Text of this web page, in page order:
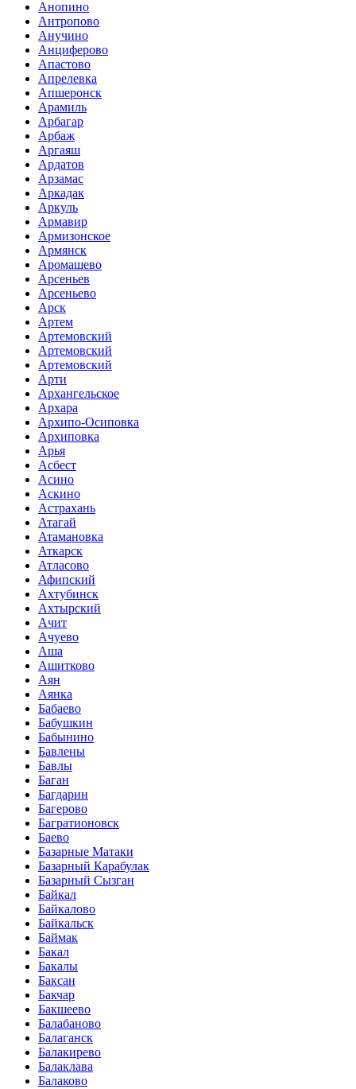
Анопино
Антропово
Анучино
Анциферово
Апастово
Апрелевка
Апшеронск
Арамиль
Арбагар
Арбаж
Аргаяш
Ардатов
Арзамас
Аркадак
Аркуль
Армавир
Армизонское
Армянск
Аромашево
Арсеньев
Арсеньево
Арск
Артем
Артемовский
Артемовский
Артемовский
Арти
Архангельское
Архара
Архипо-Осиповка
Архиповка
Арья
Асбест
Асино
Аскино
Астрахань
Атагай
Атамановка
Аткарск
Атласово
Афипский
Ахтубинск
Ахтырский
Ачит
Ачуево
Аша
Ашитково
Аян
Аянка
Бабаево
Бабушкин
Бабынино
Бавлены
Бавлы
Баган
Багдарин
Багерово
Багратионовск
Баево
Базарные Матаки
Базарный Карабулак
Базарный Сызган
Байкал
Байкалово
Байкальск
Баймак
Бакал
Бакалы
Баксан
Бакчар
Бакшеево
Балабаново
Балаганск
Балакирево
Балаклава
Балаково